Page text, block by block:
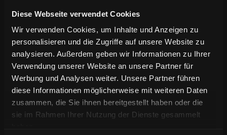
Diese Webseite verwendet Cookies
Wir verwenden Cookies, um Inhalte und Anzeigen zu
personalisieren und die Zugriffe auf unsere Website zu
analysieren. Außerdem geben wir Informationen zu Ihrer
Verwendung unserer Website an unsere Partner für
Werbung und Analysen weiter. Unsere Partner führen
diese Informationen möglicherweise mit weiteren Daten
zusammen, die Sie ihnen bereitgestellt haben oder die
sie im Rahmen Ihrer Nutzung der Dienste gesammelt